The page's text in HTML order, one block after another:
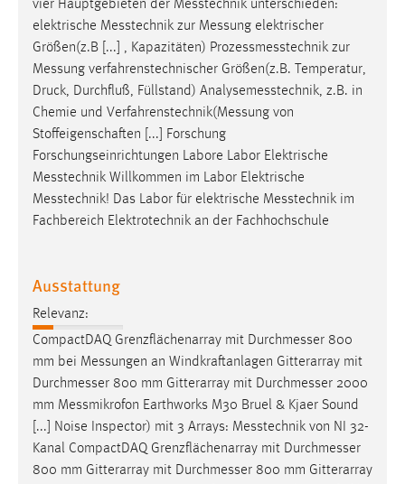
vier Hauptgebieten der Messtechnik unterschieden:
elektrische Messtechnik zur Messung elektrischer
Größen(z.B [...] , Kapazitäten) Prozessmesstechnik zur
Messung verfahrenstechnischer Größen(z.B. Temperatur,
Druck, Durchfluß, Füllstand) Analysemesstechnik, z.B. in
Chemie und Verfahrenstechnik(Messung von
Stoffeigenschaften [...] Forschung
Forschungseinrichtungen Labore Labor Elektrische
Messtechnik Willkommen im Labor Elektrische
Messtechnik! Das Labor für elektrische Messtechnik im
Fachbereich Elektrotechnik an der Fachhochschule
Ausstattung
Relevanz:
CompactDAQ Grenzflächenarray mit Durchmesser 800
mm bei Messungen an Windkraftanlagen Gitterarray mit
Durchmesser 800 mm Gitterarray mit Durchmesser 2000
mm Messmikrofon Earthworks M30 Bruel & Kjaer Sound
[...] Noise Inspector) mit 3 Arrays: Messtechnik von NI 32-
Kanal CompactDAQ Grenzflächenarray mit Durchmesser
800 mm Gitterarray mit Durchmesser 800 mm Gitterarray